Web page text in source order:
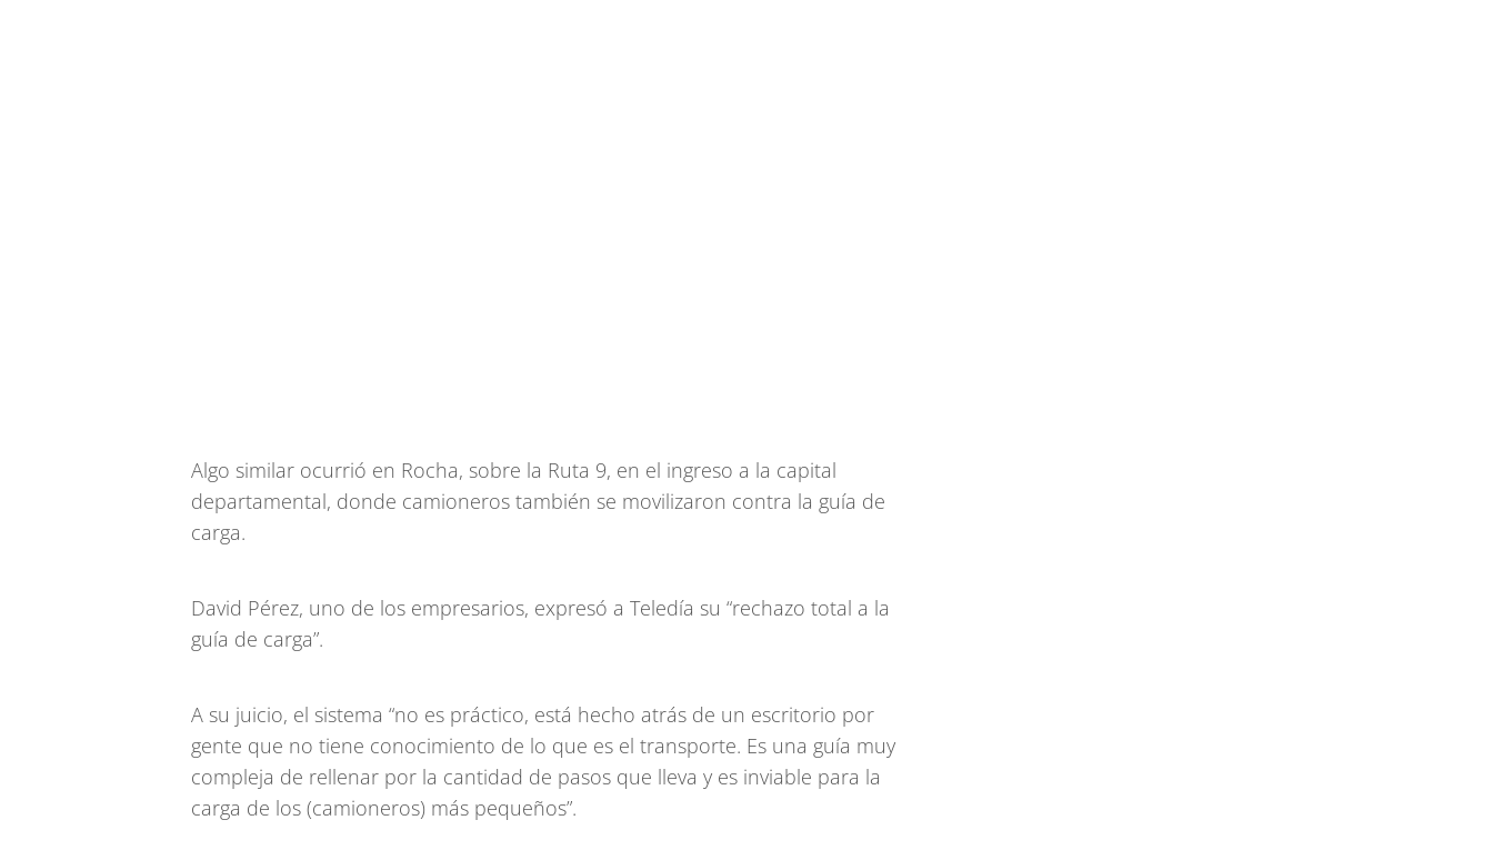
Algo similar ocurrió en Rocha, sobre la Ruta 9, en el ingreso a la capital
departamental, donde camioneros también se movilizaron contra la guía de
carga.
David Pérez, uno de los empresarios, expresó a Teledía su “rechazo total a la
guía de carga”.
A su juicio, el sistema “no es práctico, está hecho atrás de un escritorio por
gente que no tiene conocimiento de lo que es el transporte. Es una guía muy
compleja de rellenar por la cantidad de pasos que lleva y es inviable para la
carga de los (camioneros) más pequeños”.